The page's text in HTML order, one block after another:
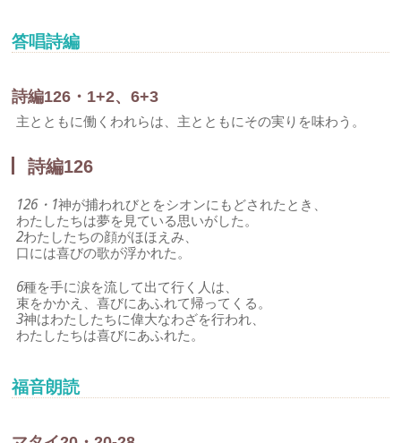
答唱詩編
詩編126・1+2、6+3
主とともに働くわれらは、主とともにその実りを味わう。
詩編126
126・1神が捕われびとをシオンにもどされたとき、
わたしたちは夢を見ている思いがした。
2わたしたちの顔がほほえみ、
口には喜びの歌が浮かれた。
6種を手に涙を流して出て行く人は、
束をかかえ、喜びにあふれて帰ってくる。
3神はわたしたちに偉大なわざを行われ、
わたしたちは喜びにあふれた。
福音朗読